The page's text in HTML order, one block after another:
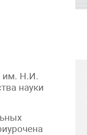
им. Н.И.
науки